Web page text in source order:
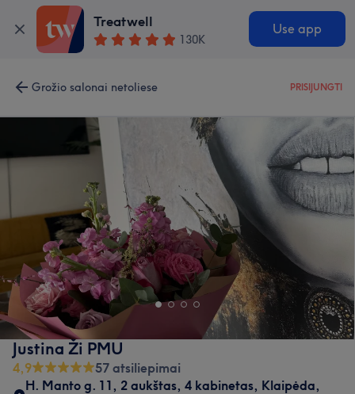
Treatwell
130K
Use app
Grožio salonai netoliese PRISIJUNGTI
Justina Ži PMU
4,9
57 atsiliepimai
H. Manto g. 11, 2 aukštas, 4 kabinetas, Klaipėda,